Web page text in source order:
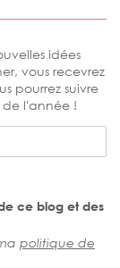
idées
vous recevrez
pourrez suivre
de l'année !
ce blog et des
politique de